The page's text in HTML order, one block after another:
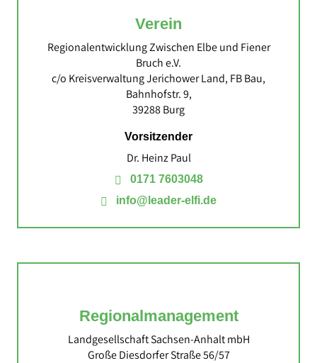
Verein
Regionalentwicklung Zwischen Elbe und Fiener
Bruch e.V.
c/o Kreisverwaltung Jerichower Land, FB Bau,
Bahnhofstr. 9,
39288 Burg
Vorsitzender
Dr. Heinz Paul
0171 7603048
info@leader-elfi.de
Regional­management
Landgesellschaft Sachsen‐Anhalt mbH
Große Diesdorfer Straße 56/57